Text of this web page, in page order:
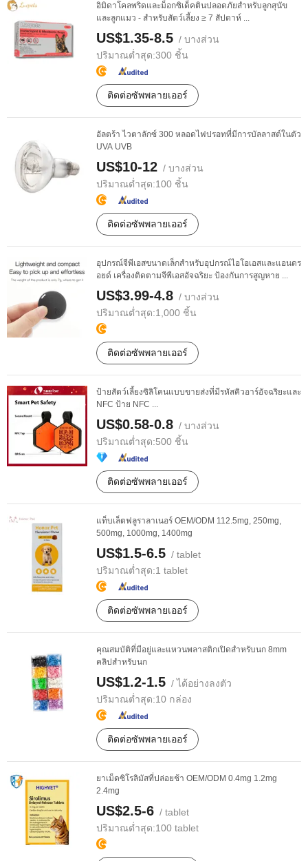
อิมิดาโคลพริดและม็อกซิเด็คตินปลอดภัยสำหรับลูกสุนัข
และลูกแมว - สำหรับสัตว์เลี้ยง ≥ 7 สัปดาห์ ...
US$1.35-8.5 / บางส่วน
ปริมาณต่ำสุด:300 ชิ้น
ติดต่อซัพพลายเออร์
อัลตร้า ไวตาลักซ์ 300 หลอดไฟปรอทที่มีการบัลลาสต์ในตัว
UVA UVB
US$10-12 / บางส่วน
ปริมาณต่ำสุด:100 ชิ้น
ติดต่อซัพพลายเออร์
อุปกรณ์จีพีเอสขนาดเล็กสำหรับอุปกรณ์ไอโอเอสและแอนดร
อยด์ เครื่องติดตามจีพีเอสอัจฉริยะ ป้องกันการสูญหาย ...
US$3.99-4.8 / บางส่วน
ปริมาณต่ำสุด:1,000 ชิ้น
ติดต่อซัพพลายเออร์
ป้ายสัตว์เลี้ยงซิลิโคนแบบขายส่งที่มีรหัสคิวอาร์อัจฉริยะและ
NFC ป้าย NFC ...
US$0.58-0.8 / บางส่วน
ปริมาณต่ำสุด:500 ชิ้น
ติดต่อซัพพลายเออร์
แท็บเล็ตฟลูราลาเนอร์ OEM/ODM 112.5mg, 250mg,
500mg, 1000mg, 1400mg
US$1.5-6.5 / tablet
ปริมาณต่ำสุด:1 tablet
ติดต่อซัพพลายเออร์
คุณสมบัติที่มีอยู่และแหวนพลาสติกเปิดสำหรับนก 8mm
คลิปสำหรับนก
US$1.2-1.5 / ได้อย่างลงตัว
ปริมาณต่ำสุด:10 กล่อง
ติดต่อซัพพลายเออร์
ยาเม็ดซิโรลิมัสที่ปล่อยช้า OEM/ODM 0.4mg 1.2mg
2.4mg
US$2.5-6 / tablet
ปริมาณต่ำสุด:100 tablet